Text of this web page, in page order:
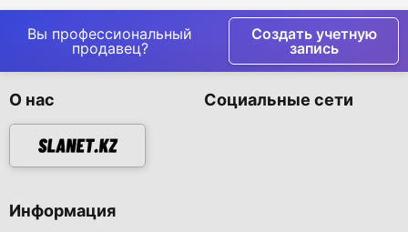
агентство с
креативными
идеями.
Вы профессиональный
продавец?
Создать учетную
запись
О нас Социальные сети
Информация